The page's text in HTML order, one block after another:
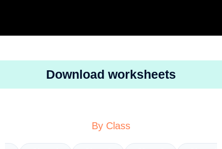
Download worksheets
By Class